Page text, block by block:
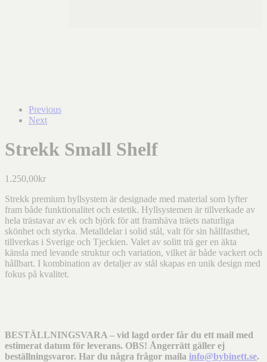
Previous
Next
Strekk Small Shelf
1.250,00kr
Strekk premium hyllsystem är designade med material som lyfter
fram både funktionalitet och estetik. Hyllsystemen är tillverkade av
hela trästavar av ek och björk för att framhäva träets naturliga
skönhet och styrka. Metalldelar i solid stål, valt för sin hållfasthet,
tillverkas i Sverige och Tjeckien. Valet av solitt trä ger en äkta
känsla med levande struktur och variation, vilket är både vackert och
hållbart. I kombination av detaljer av stål skapas en unik design med
fokus på kvalitet.
BESTÄLLNINGSVARA – vid lagd order får du ett mail med
estimerat datum för leverans. OBS! Ångerrätt gäller ej
beställningsvaror. Har du några frågor maila info@bybinett.se.